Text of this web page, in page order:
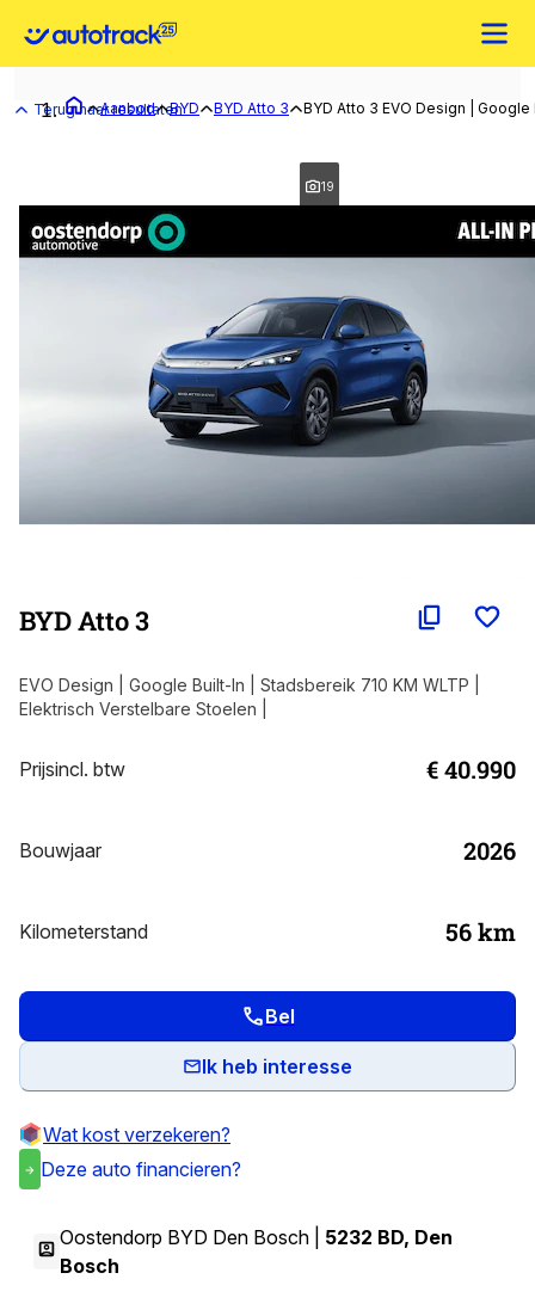
Terug naar resultaten
Aanbod BYD BYD Atto 3 BYD Atto 3 EVO Design |
19
BYD Atto 3
EVO Design | Google Built-In | Stadsbereik 710 KM WLTP |
Elektrisch Verstelbare Stoelen |
Prijsincl. btw € 40.990
Bouwjaar 2026
Kilometerstand 56km
Ik heb interesse
Bel
Wat kost verzekeren?
Deze auto financieren?
Oostendorp BYD Den Bosch | 5232 BD, Den
Bosch